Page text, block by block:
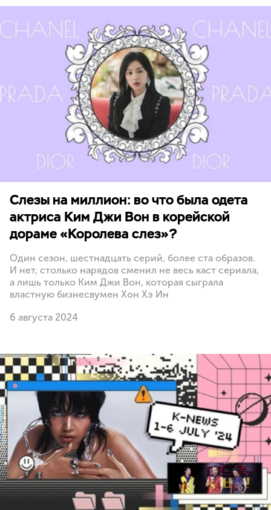
Слезы на миллион: во что была одета
актриса Ким Джи Вон в корейской
дораме «Королева слез»?
Один сезон, шестнадцать серий, более ста образов.
И нет, столько нарядов сменил не весь каст сериала,
а лишь только Ким Джи Вон, которая сыграла
властную бизнесвумен Хон Хэ Ин
6 августа 2024